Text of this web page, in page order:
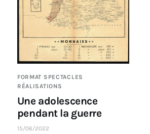
FORMAT SPECTACLES
RÉALISATIONS
Une adolescence
pendant la guerre
15/06/2022